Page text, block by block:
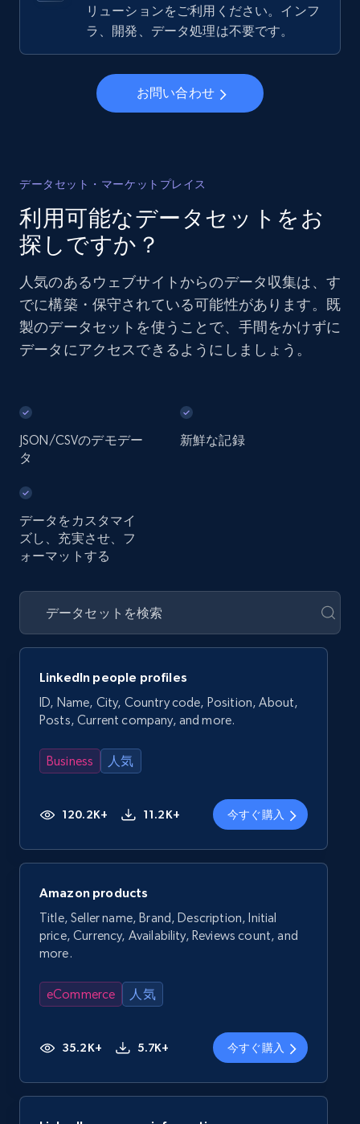
リューションをご利用ください。インフ
ラ、開発、データ処理は不要です。
お問い合わせ
データセット・マーケットプレイス
利用可能なデータセットをお
探しですか？
人気のあるウェブサイトからのデータ収集は、す
でに構築・保守されている可能性があります。既
製のデータセットを使うことで、手間をかけずに
データにアクセスできるようにしましょう。
JSON/CSVのデモデー
タ
新鮮な記録
データをカスタマイ
ズし、充実させ、フ
ォーマットする
LinkedIn people profiles
ID, Name, City, Country code, Position, About,
Posts, Current company, and more.
Business 人気
120.2K+ 11.2K+ 今すぐ購入
Amazon products
Title, Seller name, Brand, Description, Initial
price, Currency, Availability, Reviews count, and
more.
eCommerce 人気
35.2K+ 5.7K+ 今すぐ購入